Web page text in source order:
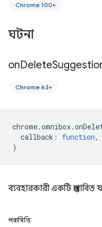
Chrome 100+
ঘটনা
onDelete
Chrome 63+
chrome.omnibox.
callback : function,
)
ব্যবহারকারী একটি
পরামিতি